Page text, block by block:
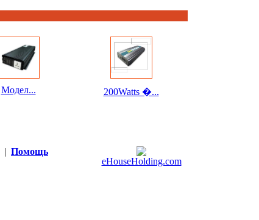
Модел... 200Watts �...
| Помощь
eHouseHolding.com